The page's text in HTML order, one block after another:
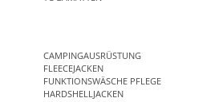
CAMPINGAUSRÜSTUNG
FLEECEJACKEN
FUNKTIONSWÄSCHE PFLEGE
HARDSHELLJACKEN